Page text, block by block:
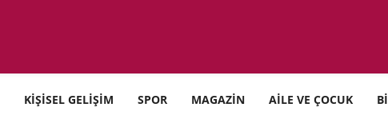
KİŞİSEL GELİŞİM SPOR MAGAZİN AİLE VE ÇOCUK